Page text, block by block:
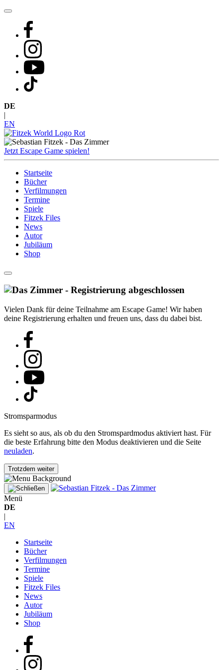
Zum
springen
DE
EN
Jetzt Escape Game spielen!
Startseite
Bücher
Verfilmungen
Termine
Spiele
Fitzek Files
News
Autor
Jubiläum
Shop
Vielen Dank für deine Teilnahme am Escape Game! Wir haben
deine Registrierung erhalten und freuen uns, dass du dabei bist.
Stromsparmodus
Es sieht so aus, als ob du den Stromspardmodus aktiviert hast. Für
die beste Erfahrung bitte den Modus deaktivieren und die Seite
neuladen.
Trotzdem weiter
Menü
DE
|
EN
Startseite
Bücher
Verfilmungen
Termine
Spiele
Fitzek Files
News
Autor
Jubiläum
Shop